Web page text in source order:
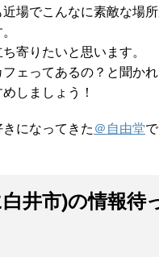
場でこんなに素敵な場
寄りたいと思います。
ェってあるの？と聞か
しましょう！
になってきた ＠自由堂
井市)の情報待